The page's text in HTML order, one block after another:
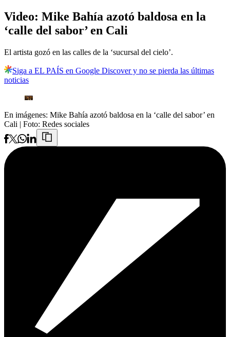
Video: Mike Bahía azotó baldosa en la
‘calle del sabor’ en Cali
El artista gozó en las calles de la ‘sucursal del cielo’.
Siga a EL PAÍS en Google Discover y no se pierda las últimas
noticias
En imágenes: Mike Bahía azotó baldosa en la ‘calle del sabor’ en
Cali | Foto: Redes sociales